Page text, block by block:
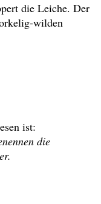
die Leiche. Der
wilden
ist:
die